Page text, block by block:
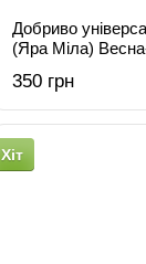
Добриво
(Яра Міла)
350 грн
Хіт